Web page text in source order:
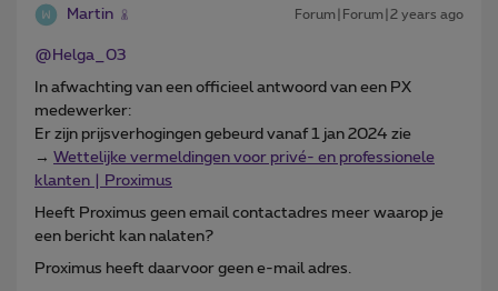
Martin Forum|Forum|2 years ago
@Helga_03
In afwachting van een officieel antwoord van een PX
medewerker:
Er zijn prijsverhogingen gebeurd vanaf 1 jan 2024 zie
→ Wettelijke vermeldingen voor privé- en professionele
klanten | Proximus
Heeft Proximus geen email contactadres meer waarop je
een bericht kan nalaten?
Proximus heeft daarvoor geen e-mail adres.